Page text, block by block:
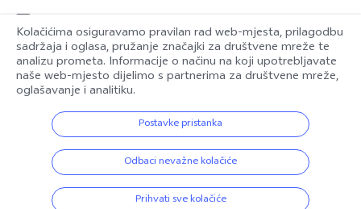
Y16
Y76 5G
Pravne napomene
Ažuriranje sustava
Korisnički priručnik
Poslati na popravak
Zapisnik nadogradnje
Pravila o jamstvu
Pravne napomene
Održivost
Centar za zaštitu privatnosti
Croatia | Odaberite državu/regiju
© 2026 vivo Mobile Communication Co., Ltd. Sva prava pridržana.
vivo Pravila o privatnosti | vivo Politika o kolačićima
Podrška za zaštitu privatnosti | Pravila o podacima tvrtke vivo
Postavka kolačića
Kolačićima osiguravamo pravilan rad web-mjesta, prilagodbu
sadržaja i oglasa, pružanje značajki za društvene mreže te
analizu prometa. Informacije o načinu na koji upotrebljavate
naše web-mjesto dijelimo s partnerima za društvene mreže,
oglašavanje i analitiku.
Postavke pristanka
Odbaci nevažne kolačiće
Prihvati sve kolačiće